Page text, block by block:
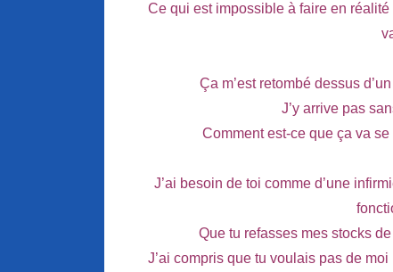
Ce qui est impossible à faire en
Ça m’est retombé dessus
J’y arrive pas
Comment est-ce que ça va
J’ai besoin de toi comme d’une
Que tu refasses mes stocks
J’ai compris que tu voulais pas de